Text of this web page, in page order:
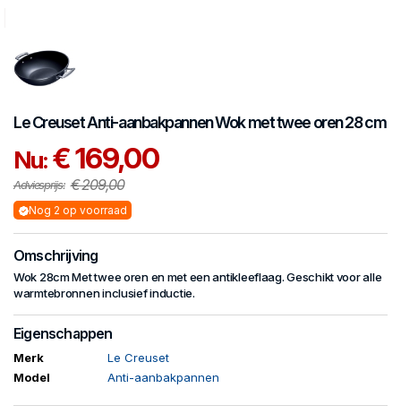
Le CreusetAnti-aanbakpannenWok met twee oren 28 cm
Nu:€ 169,00
Adviesprijs: € 209,00
Nog 2 op voorraad
Omschrijving
Wok 28cm Met twee oren en met een antikleeflaag. Geschikt voor alle
warmtebronnen inclusief inductie.
Eigenschappen
Merk
Le Creuset
Model
Anti-aanbakpannen